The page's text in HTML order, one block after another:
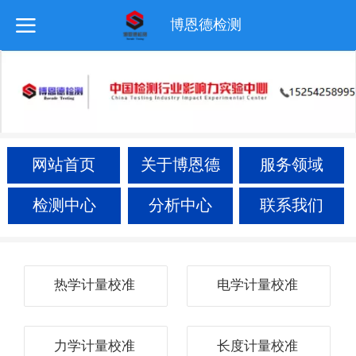
博恩德检测
关于博恩德 服务领域
网站首页
分析中心
检测中心 联系我们
热学计量校准 电学计量校准
力学计量校准 长度计量校准